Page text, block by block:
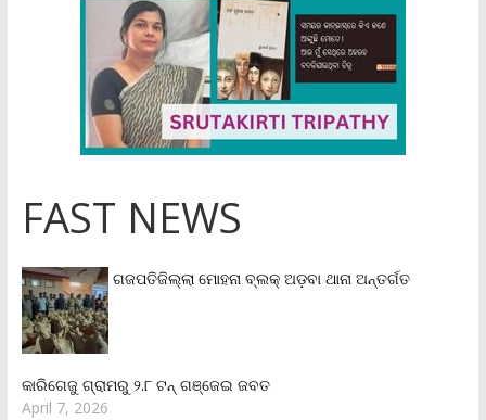
FAST NEWS
ଗଜପତିଜିଲ୍ଲା ମୋହନା ବ୍ଲକ୍‌ ଅଡ଼ବା ଥାନା ଅନ୍ତର୍ଗତ
କାରିଗେଜୁ ଗ୍ରାମରୁ ୨.୮ ଟନ୍ ଗଞ୍ଜେଇ ଜବତ
April 7, 2026